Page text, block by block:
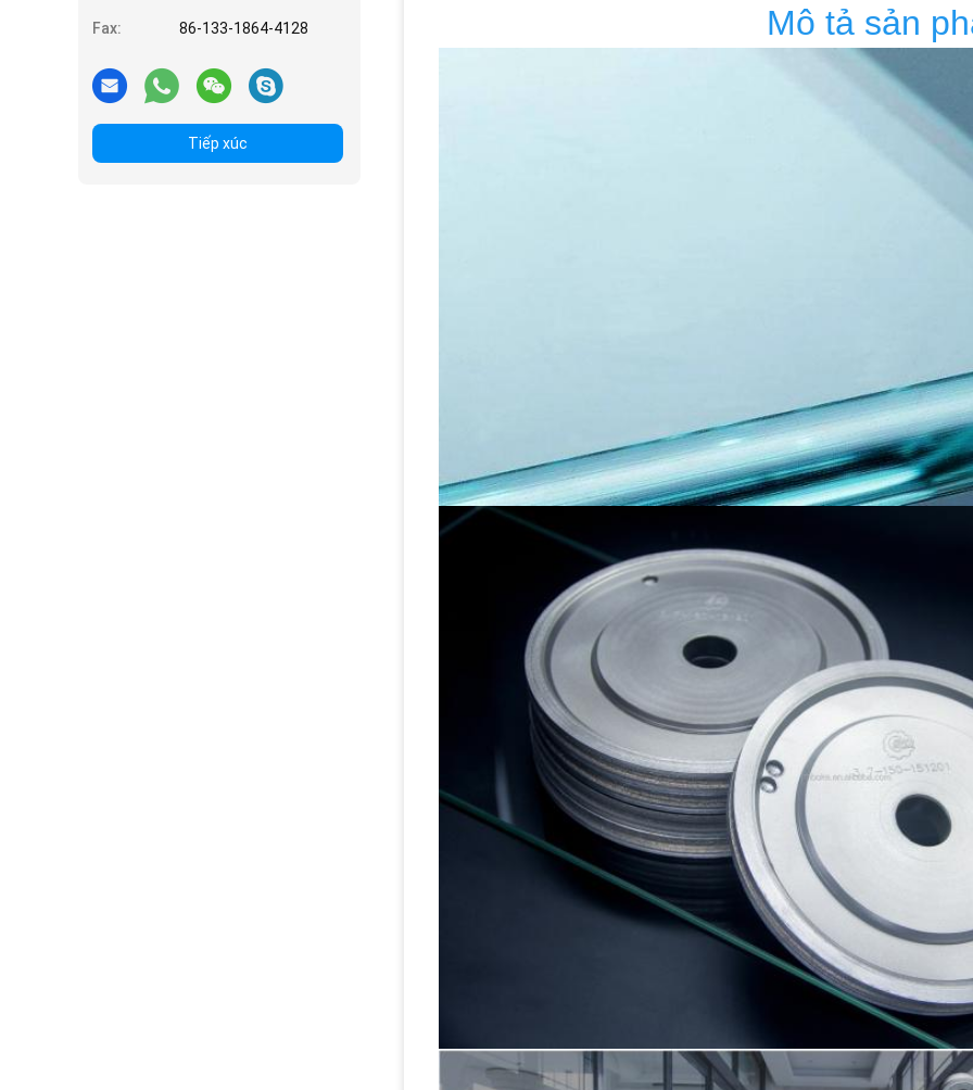
Fax:
86-133-1864-4128
Tiếp xúc
Mô tả sản